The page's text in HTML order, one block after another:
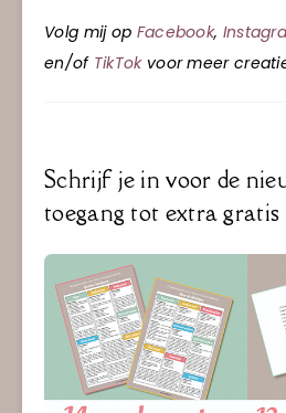
Volg mij op Facebook,
en/of TikTokvoor meer
Schrijf je in voor de
toegang tot extra